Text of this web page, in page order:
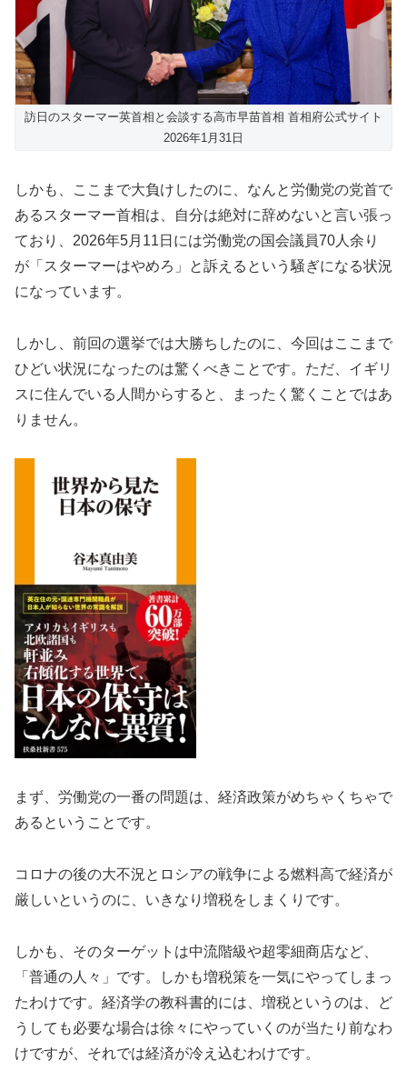
訪日のスターマー英首相と会談する高市早苗首相 首相府公式サイト
2026年1月31日
しかも、ここまで大負けしたのに、なんと労働党の党首で
あるスターマー首相は、自分は絶対に辞めないと言い張っ
ており、2026年5月11日には労働党の国会議員70人余り
が「スターマーはやめろ」と訴えるという騒ぎになる状況
になっています。
しかし、前回の選挙では大勝ちしたのに、今回はここまで
ひどい状況になったのは驚くべきことです。ただ、イギリ
スに住んでいる人間からすると、まったく驚くことではあ
りません。
まず、労働党の一番の問題は、経済政策がめちゃくちゃで
あるということです。
コロナの後の大不況とロシアの戦争による燃料高で経済が
厳しいというのに、いきなり増税をしまくりです。
しかも、そのターゲットは中流階級や超零細商店など、
「普通の人々」です。しかも増税策を一気にやってしまっ
たわけです。経済学の教科書的には、増税というのは、ど
うしても必要な場合は徐々にやっていくのが当たり前なわ
けですが、それでは経済が冷え込むわけです。